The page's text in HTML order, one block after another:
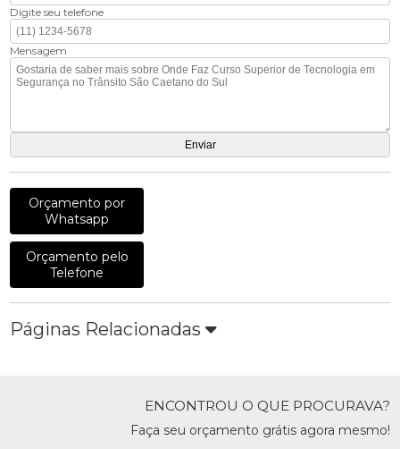
Digite seu telefone
Mensagem
Orçamento por
Whatsapp
Orçamento pelo
Telefone
Páginas Relacionadas
ENCONTROU O QUE PROCURAVA?
Faça seu orçamento grátis agora mesmo!